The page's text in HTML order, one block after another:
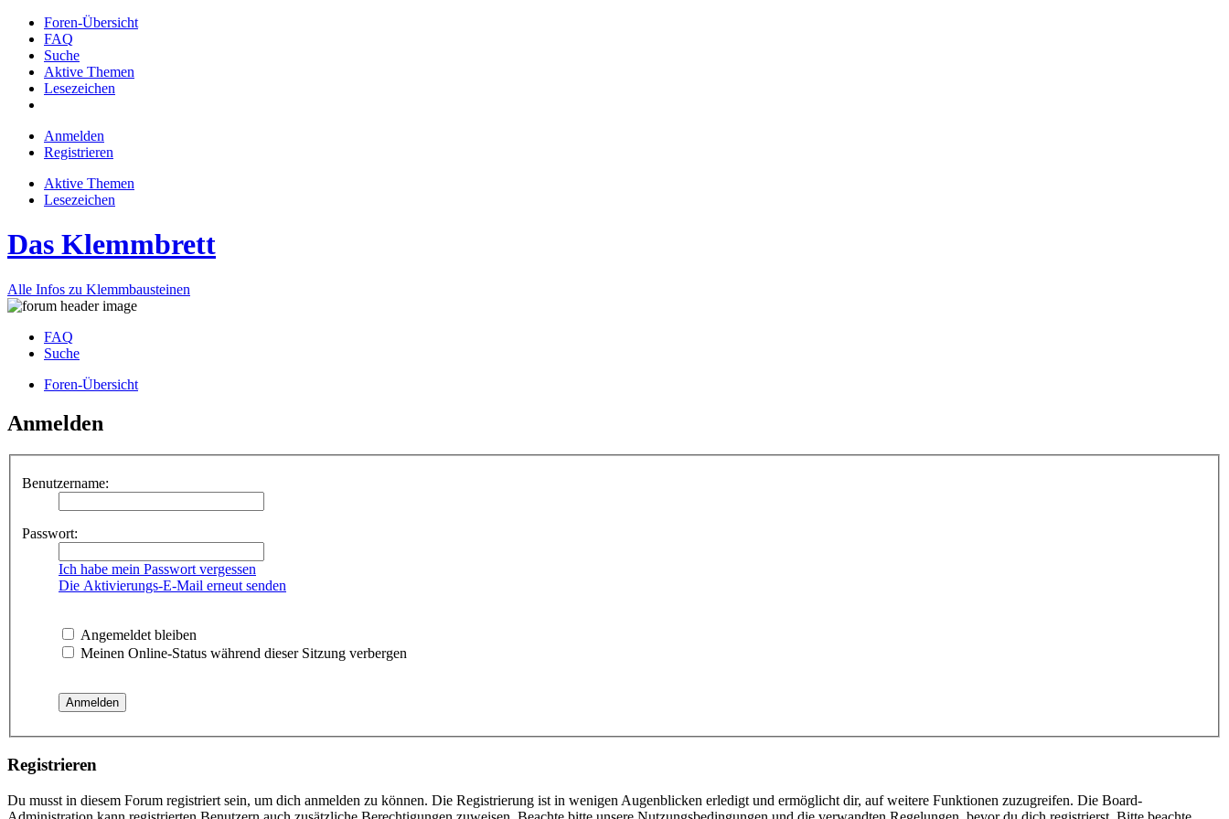
Foren-Übersicht
FAQ
Suche
Aktive Themen
Lesezeichen
Anmelden
Registrieren
Aktive Themen
Lesezeichen
Das Klemmbrett
Alle Infos zu Klemmbausteinen
FAQ
Suche
Foren-Übersicht
Anmelden
Benutzername:
Passwort:
Ich habe mein Passwort vergessen
Die Aktivierungs-E-Mail erneut senden
Angemeldet bleiben
Meinen Online-Status während dieser Sitzung verbergen
Registrieren
Du musst in diesem Forum registriert sein, um dich anmelden zu können. Die Registrierung ist in wenigen Augenblicken erledigt und ermöglicht dir, auf weitere Funktionen zuzugreifen. Die Board-